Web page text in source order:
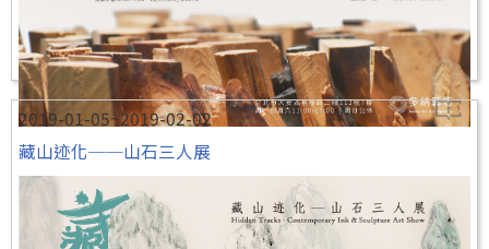
2019-01-05~2019-02-02
藏山迹化──山石三人展